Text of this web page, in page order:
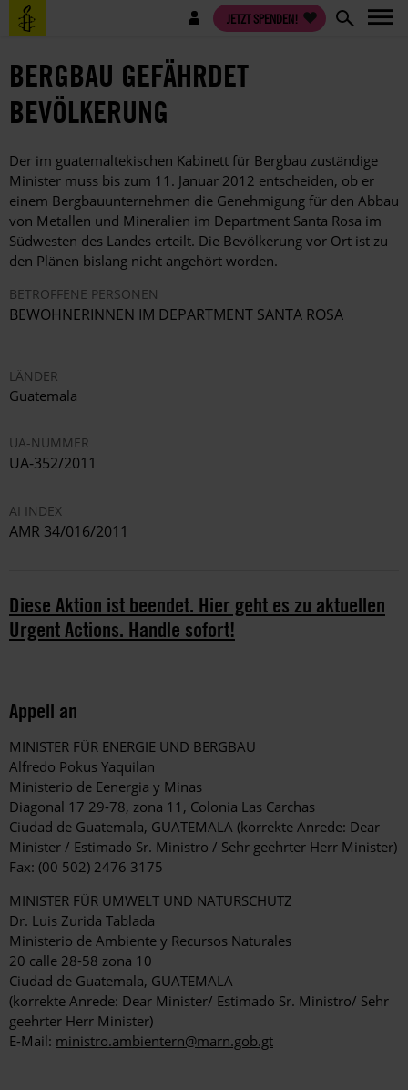
Direkt
zum
Benutzermenü JETZT SPENDEN!
BERGBAU GEFÄHRDET
BEVÖLKERUNG
Der im guatemaltekischen Kabinett für Bergbau zuständige
Minister muss bis zum 11. Januar 2012 entscheiden, ob er
einem Bergbauunternehmen die Genehmigung für den Abbau
von Metallen und Mineralien im Department Santa Rosa im
Südwesten des Landes erteilt. Die Bevölkerung vor Ort ist zu
den Plänen bislang nicht angehört worden.
BETROFFENE PERSONEN
BEWOHNERINNEN IM DEPARTMENT SANTA ROSA
LÄNDER
Guatemala
UA-NUMMER
UA-352/2011
AI INDEX
AMR 34/016/2011
Diese Aktion ist beendet. Hier geht es zu aktuellen
Urgent Actions. Handle sofort!
Appell an
MINISTER FÜR ENERGIE UND BERGBAU
Alfredo Pokus Yaquilan
Ministerio de Eenergia y Minas
Diagonal 17 29-78, zona 11, Colonia Las Carchas
Ciudad de Guatemala, GUATEMALA (korrekte Anrede: Dear
Minister / Estimado Sr. Ministro / Sehr geehrter Herr Minister)
Fax: (00 502) 2476 3175
MINISTER FÜR UMWELT UND NATURSCHUTZ
Dr. Luis Zurida Tablada
Ministerio de Ambiente y Recursos Naturales
20 calle 28-58 zona 10
Ciudad de Guatemala, GUATEMALA
(korrekte Anrede: Dear Minister/ Estimado Sr. Ministro/ Sehr
geehrter Herr Minister)
E-Mail: ministro.ambientern@marn.gob.gt